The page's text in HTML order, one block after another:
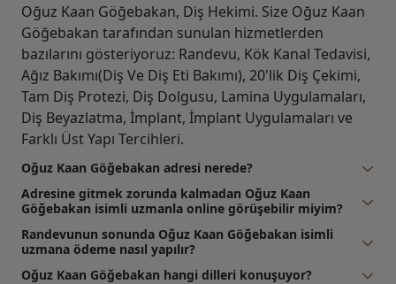
Oğuz Kaan Göğebakan, Diş Hekimi. Size Oğuz Kaan
Göğebakan tarafından sunulan hizmetlerden
bazılarını gösteriyoruz: Randevu, Kök Kanal Tedavisi,
Ağız Bakımı(Diş Ve Diş Eti Bakımı), 20'lik Diş Çekimi,
Tam Diş Protezi, Diş Dolgusu, Lamina Uygulamaları,
Diş Beyazlatma, İmplant, İmplant Uygulamaları ve
Farklı Üst Yapı Tercihleri.
Oğuz Kaan Göğebakan adresi nerede?
Adresine gitmek zorunda kalmadan Oğuz Kaan
Göğebakan isimli uzmanla online görüşebilir miyim?
Randevunun sonunda Oğuz Kaan Göğebakan isimli
uzmana ödeme nasıl yapılır?
Oğuz Kaan Göğebakan hangi dilleri konuşuyor?